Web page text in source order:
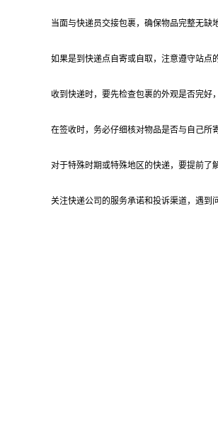
当面与快递员交接包裹，确保物品完整无缺
如果是到快递点自寄或自取，注意遵守站点
收到快递时，要先检查包裹的外观是否完好
在签收时，务必仔细核对物品是否与自己所
对于特殊时期或特殊地区的快递，要提前了
关注快递公司的服务承诺和投诉渠道，遇到